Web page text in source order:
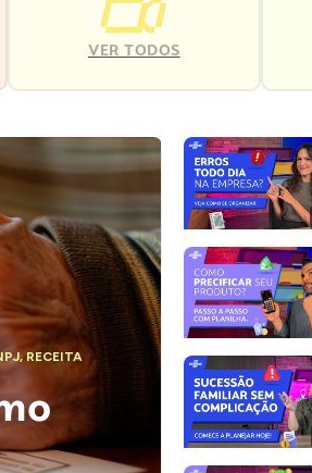
VER TODOS
,RECEITA